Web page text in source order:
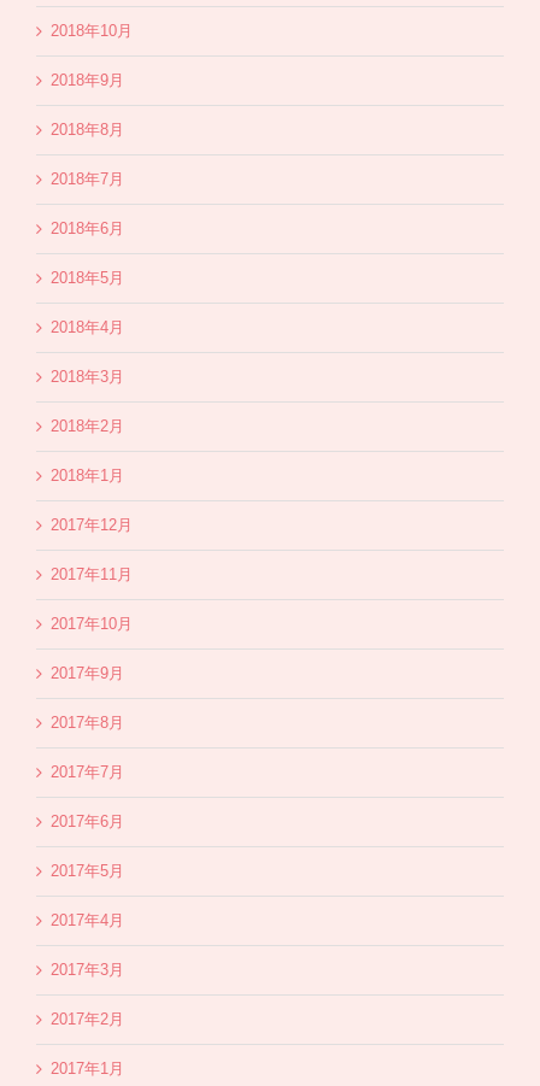
2018年10月
2018年9月
2018年8月
2018年7月
2018年6月
2018年5月
2018年4月
2018年3月
2018年2月
2018年1月
2017年12月
2017年11月
2017年10月
2017年9月
2017年8月
2017年7月
2017年6月
2017年5月
2017年4月
2017年3月
2017年2月
2017年1月